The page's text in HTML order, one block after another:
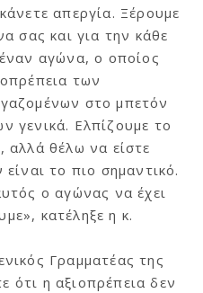
απεργία. Ξέρουμε
σας και για την κάθε
αγώνα, ο οποίος
των
στο μπετόν
γενικά. Ελπίζουμε το
αλλά θέλω να είστε
το πιο σημαντικό.
ο αγώνας να έχει
κατέληξε η κ.
Γραμματέας της
ότι η αξιοπρέπεια δεν